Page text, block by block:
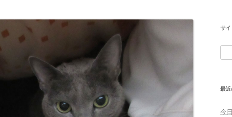
サイ
索:
最近
今